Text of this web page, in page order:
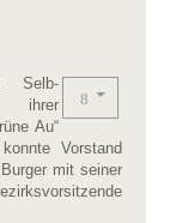
Selb-
Au“
Vorstand
mit seiner